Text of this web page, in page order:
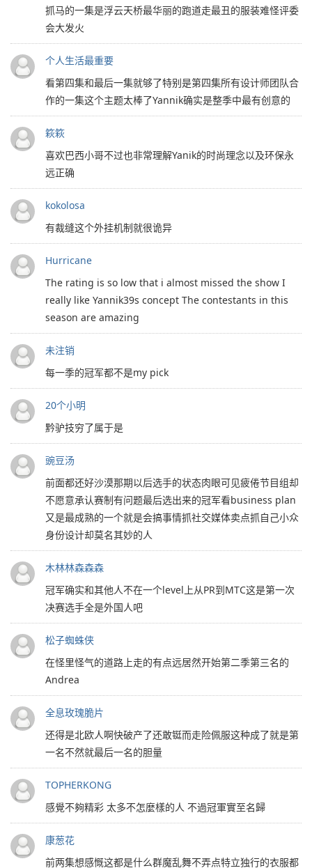
抓马的一集是浮云天桥最华丽的跑道走最丑的服装难怪评委
会大发火
个人生活最重要
看第四集和最后一集就够了特别是第四集所有设计师团队合
作的一集这个主题太棒了Yannik确实是整季中最有创意的
篍篍
喜欢巴西小哥不过也非常理解Yanik的时尚理念以及环保永
远正确
kokolosa
有裁缝这个外挂机制就很诡异
Hurricane
The rating is so low that i almost missed the show I
really like Yannik39s concept The contestants in this
season are amazing
未注销
每一季的冠军都不是my pick
20个小明
黔驴技穷了属于是
豌豆汤
前面都还好沙漠那期以后选手的状态肉眼可见疲倦节目组却
不愿意承认赛制有问题最后选出来的冠军看business plan
又是最成熟的一个就是会搞事情抓社交媒体卖点抓自己小众
身份设计却莫名其妙的人
木林林森森森
冠军确实和其他人不在一个level上从PR到MTC这是第一次
决赛选手全是外国人吧
松子蜘蛛侠
在怪里怪气的道路上走的有点远居然开始第二季第三名的
Andrea
全息玫瑰脆片
还得是北欧人啊快破产了还敢铤而走险佩服这种成了就是第
一名不然就最后一名的胆量
TOPHERKONG
感覺不夠精彩 太多不怎麼樣的人 不過冠軍實至名歸
康葱花
前两集想感慨这都是什么群魔乱舞不弄点特立独行的衣服都